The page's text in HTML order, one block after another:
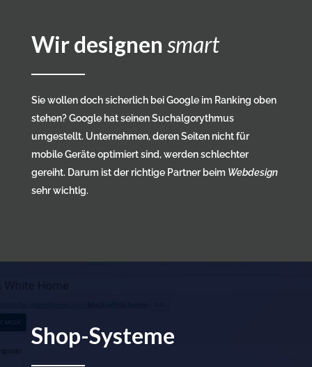
Wir designen smart
Sie wollen doch sicherlich bei Google im Ranking oben
stehen? Google hat seinen Suchalgorythmus
umgestellt. Unternehmen, deren Seiten nicht für
mobile Geräte optimiert sind, werden schlechter
gereiht. Darum ist der richtige Partner beim Webdesign
sehr wichtig.
Shop-Systeme